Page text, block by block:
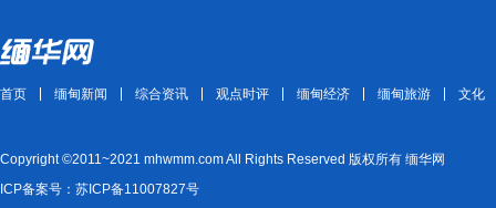
首页 缅甸新闻 综合资讯 观点时评 缅甸经济 缅甸旅游 文化
Copyright ©2011~2021 mhwmm.com All Rights Reserved 版权所有 缅华网
ICP备案号：苏ICP备11007827号